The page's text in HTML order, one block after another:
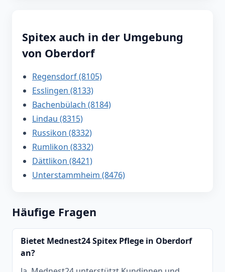
Spitex auch in der Umgebung
von Oberdorf
Regensdorf (8105)
Esslingen (8133)
Bachenbülach (8184)
Lindau (8315)
Russikon (8332)
Rumlikon (8332)
Dättlikon (8421)
Unterstammheim (8476)
Häufige Fragen
Bietet Mednest24 Spitex Pflege in Oberdorf
an?